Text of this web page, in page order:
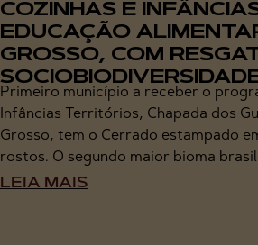
COZINHAS E
EDUCAÇÃO
GROSSO, COM
Primeiro município a receber o
Infâncias Territórios, Chapada dos
Grosso, tem o Cerrado estampado
rostos. O segundo maior bioma
LEIA MAIS